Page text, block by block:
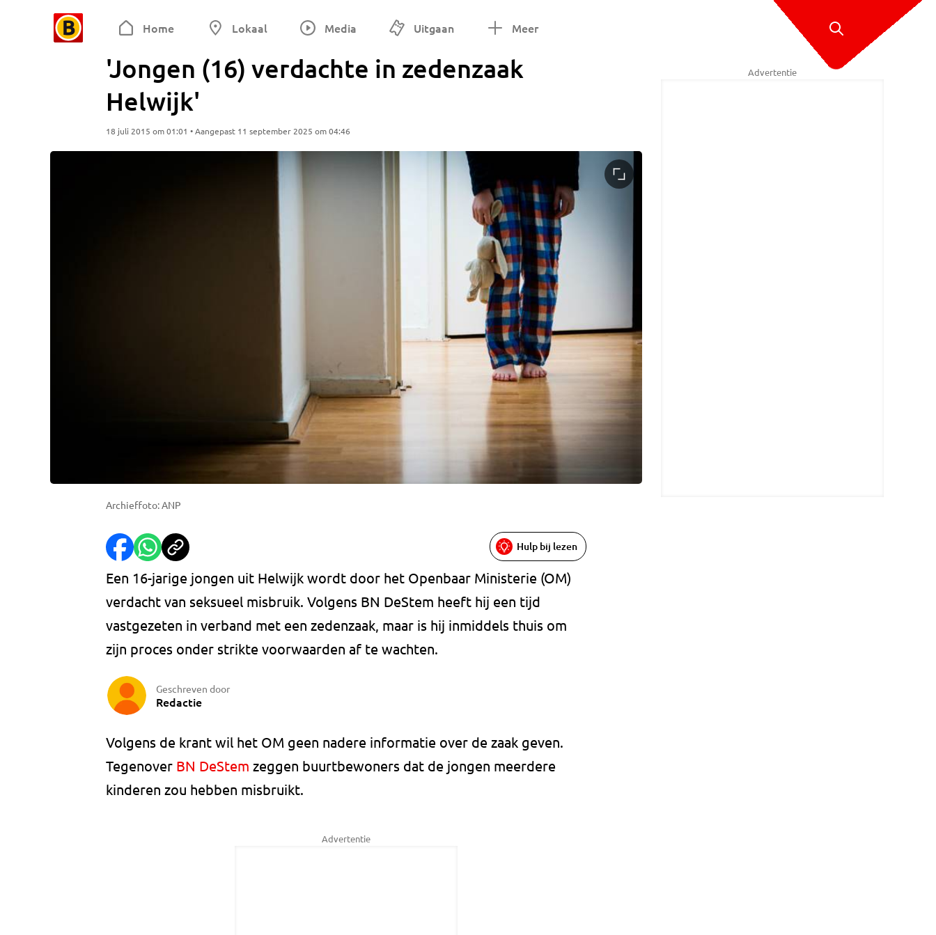
Home Lokaal Media Uitgaan Meer
'Jongen (16) verdachte in zedenzaak
Helwijk'
18 juli 2015 om 01:01 • Aangepast 11 september 2025 om 04:46
Archieffoto: ANP
Hulp bij lezen
Een 16-jarige jongen uit Helwijk wordt door het Openbaar Ministerie (OM)
verdacht van seksueel misbruik. Volgens BN DeStem heeft hij een tijd
vastgezeten in verband met een zedenzaak, maar is hij inmiddels thuis om
zijn proces onder strikte voorwaarden af te wachten.
Geschreven door
Redactie
Volgens de krant wil het OM geen nadere informatie over de zaak geven.
Tegenover BN DeStem zeggen buurtbewoners dat de jongen meerdere
kinderen zou hebben misbruikt.
Advertentie
Advertentie